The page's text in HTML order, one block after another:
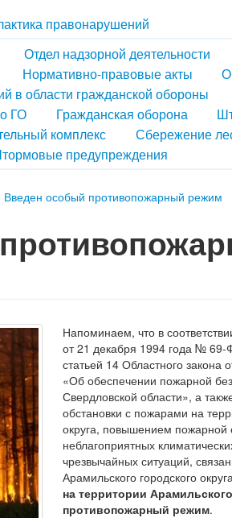
правонарушений
Отдел надзорной деятельности
Нормативно-правовые акты
в области гражданской обороны
ГО
Гражданская оборона
комплекс
Сбережение
предупреждения
Введен особый противопожарный режим
Напоминаем, что в
от 21 декабря 1994 года №69-
статьей 14 Областного
«Об обеспечении пожарной
Свердловской области», а
обстановки с пожарами на
округа, повышением пожарной
неблагоприятных
чрезвычайных ситуаций,
Арамильского городского
на территории
противопожарный режим.